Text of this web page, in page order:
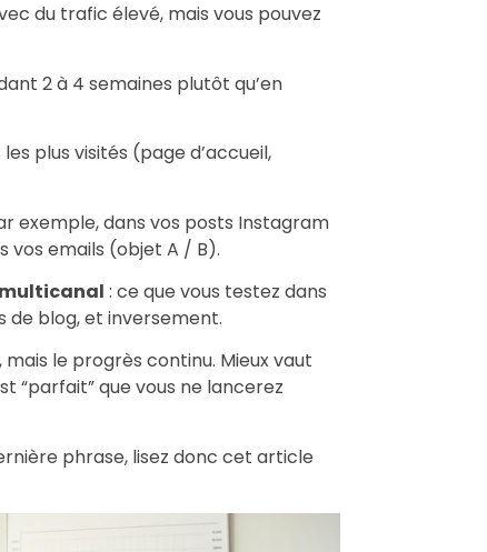
du trafic élevé, mais vous pouvez
2 à 4 semaines plutôt qu’en
plus visités (page d’accueil,
exemple, dans vos posts Instagram
vos emails (objet A / B).
: ce que vous testez dans
de blog, et inversement.
le progrès continu. Mieux vaut
“parfait” que vous ne lancerez
phrase, lisez donc cet article